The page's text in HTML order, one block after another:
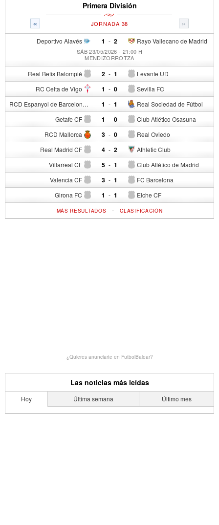
Primera División
« »
JORNADA 38
Deportivo Alavés 1 - Rayo Vallecano de Madrid
2
SÁB 23/05/2026 - 21:00 H
MENDIZORROTZA
Real Betis Balompié 2 - Levante UD
1
RC Celta de Vigo 1 - Sevilla FC
0
RCD Espanyol de Barcelona 1 - Real Sociedad de Fútbol
1
Getafe CF 1 - Club Atlético Osasuna
0
RCD Mallorca 3 - Real Oviedo
0
Real Madrid CF 4 - Athletic Club
2
Villarreal CF 5 - Club Atlético de Madrid
1
Valencia CF 3 - FC Barcelona
1
Girona FC 1 - Elche CF
1
MÁS RESULTADOS -CLASIFICACIÓN
¿Quieres anunciarte en FutbolBalear?
Las noticias más leídas
Hoy Última semana Último mes